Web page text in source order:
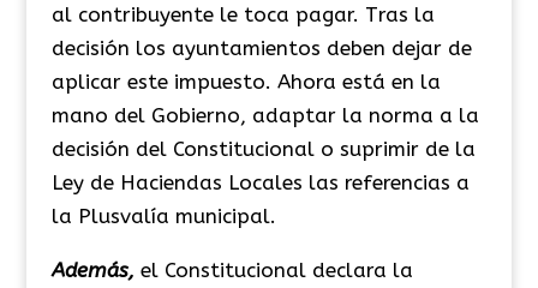
al contribuyente le toca pagar. Tras la
decisión los ayuntamientos deben dejar de
aplicar este impuesto. Ahora está en la
mano del Gobierno, adaptar la norma a la
decisión del Constitucional o suprimir de la
Ley de Haciendas Locales las referencias a
la Plusvalía municipal.
Además, el Constitucional declara la